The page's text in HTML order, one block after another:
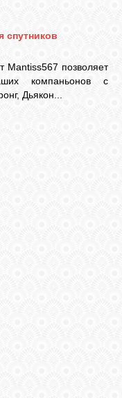
спутников
позволяет
компаньонов с
Дьякон...